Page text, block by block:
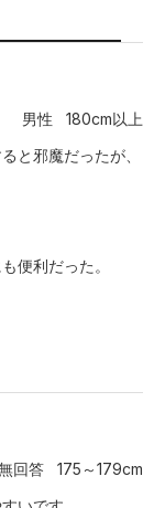
男性 180cm以上
と邪魔だったが、
便利だった。
回答 175～179cm